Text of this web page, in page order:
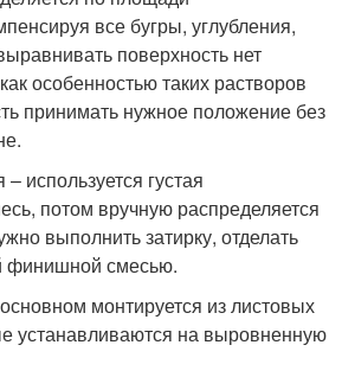
все бугры, углубления,
поверхность нет
особенностью таких растворов
принимать нужное положение без
используется густая
потом вручную распределяется
выполнить затирку, отделать
финишной смесью.
монтируется из листовых
устанавливаются на выровненную